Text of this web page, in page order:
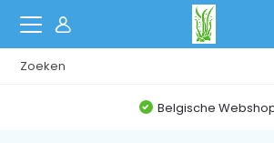
Belgische Webshop